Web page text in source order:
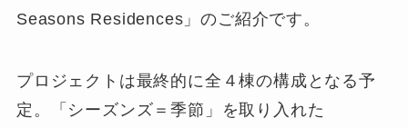
Seasons Residences」のご紹介です。
プロジェクトは最終的に全４棟の構成となる予
定。「シーズンズ＝季節」を取り入れた